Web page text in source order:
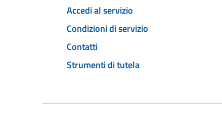
Accedi al servizio
Condizioni di servizio
Contatti
Strumenti di tutela